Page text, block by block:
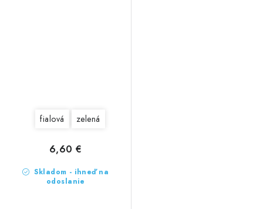
fialová zelená
Skladom - ihneď na
odoslanie
6,60 €